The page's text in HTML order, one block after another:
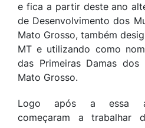
e fica a partir deste ano
de Desenvolvimento dos
Mato Grosso, também
MT e utilizando como
das Primeiras Damas
Mato Grosso.
Logo após a essa
começaram a trabalhar